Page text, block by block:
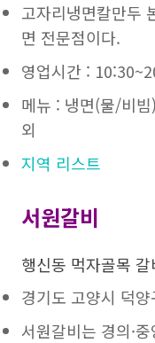
고자리냉면칼만두
면 전문점이다.
영업시간 :
메뉴 : 냉면(물/비
외
지역 리스트
서원갈비
행신동 먹자골목 갈
경기도 고양시 덕
서원갈비는 경의·